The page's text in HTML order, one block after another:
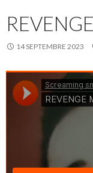
14 SEPTEMBRE 2023